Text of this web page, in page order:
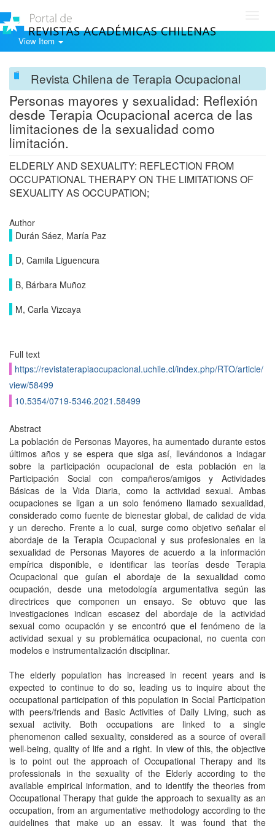
View Item
Revista Chilena de Terapia Ocupacional
Personas mayores y sexualidad: Reflexión
desde Terapia Ocupacional acerca de las
limitaciones de la sexualidad como
limitación.
ELDERLY AND SEXUALITY: REFLECTION FROM
OCCUPATIONAL THERAPY ON THE LIMITATIONS OF
SEXUALITY AS OCCUPATION;
Author
Durán Sáez, María Paz
D, Camila Liguencura
B, Bárbara Muñoz
M, Carla Vizcaya
Full text
https://revistaterapiaocupacional.uchile.cl/index.php/RTO/article/
view/58499
10.5354/0719-5346.2021.58499
Abstract
La población de Personas Mayores, ha aumentado durante estos
últimos años y se espera que siga así, llevándonos a indagar
sobre la participación ocupacional de esta población en la
Participación Social con compañeros/amigos y Actividades
Básicas de la Vida Diaria, como la actividad sexual. Ambas
ocupaciones se ligan a un solo fenómeno llamado sexualidad,
considerado como fuente de bienestar global, de calidad de vida
y un derecho. Frente a lo cual, surge como objetivo señalar el
abordaje de la Terapia Ocupacional y sus profesionales en la
sexualidad de Personas Mayores de acuerdo a la información
empírica disponible, e identificar las teorías desde Terapia
Ocupacional que guían el abordaje de la sexualidad como
ocupación, desde una metodología argumentativa según las
directrices que componen un ensayo. Se obtuvo que las
investigaciones indican escasez del abordaje de la actividad
sexual como ocupación y se encontró que el fenómeno de la
actividad sexual y su problemática ocupacional, no cuenta con
modelos e instrumentalización disciplinar.
The elderly population has increased in recent years and is
expected to continue to do so, leading us to inquire about the
occupational participation of this population in Social Participation
with peers/friends and Basic Activities of Daily Living, such as
sexual activity. Both occupations are linked to a single
phenomenon called sexuality, considered as a source of overall
well-being, quality of life and a right. In view of this, the objective
is to point out the approach of Occupational Therapy and its
professionals in the sexuality of the Elderly according to the
available empirical information, and to identify the theories from
Occupational Therapy that guide the approach to sexuality as an
occupation, from an argumentative methodology according to the
guidelines that make up an essay. It was found that the